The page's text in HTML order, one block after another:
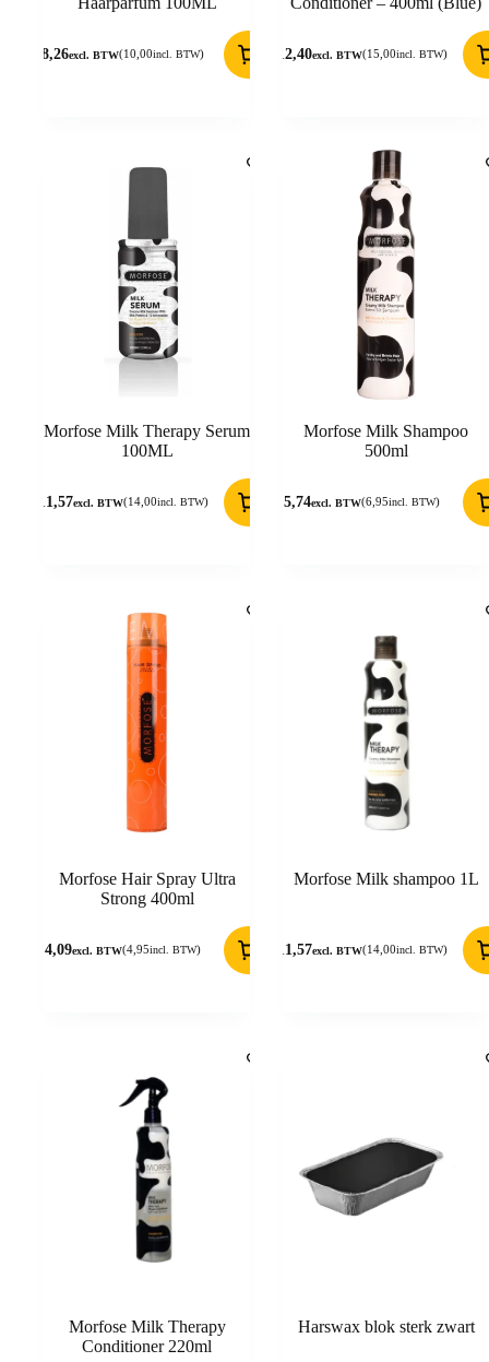
8,26excl. BTW(10,00incl. BTW) 12,40excl. BTW(15,00incl. BTW)
Morfose Milk Therapy Serum
100ML
11,57excl. BTW(14,00incl. BTW)
Morfose Milk Shampoo
500ml
5,74excl. BTW(6,95incl. BTW)
Morfose Hair Spray Ultra
Strong 400ml
4,09excl. BTW(4,95incl. BTW)
Morfose Milk shampoo 1L
11,57excl. BTW(14,00incl. BTW)
Morfose Milk Therapy
Conditioner 220ml
Harswax blok sterk zwart